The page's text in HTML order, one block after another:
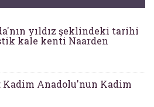
yıldız şeklindeki tarihi
kale kenti Naarden
Kadim Anadolu'nun Kadim